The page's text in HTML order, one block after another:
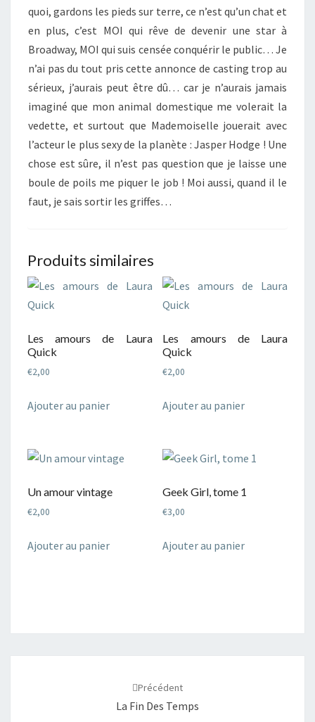
quoi, gardons les pieds sur terre, ce n’est qu’un chat et
en plus, c’est MOI qui rêve de devenir une star à
Broadway, MOI qui suis censée conquérir le public… Je
n’ai pas du tout pris cette annonce de casting trop au
sérieux, j’aurais peut être dû… car je n’aurais jamais
imaginé que mon animal domestique me volerait la
vedette, et surtout que Mademoiselle jouerait avec
l’acteur le plus sexy de la planète : Jasper Hodge ! Une
chose est sûre, il n’est pas question que je laisse une
boule de poils me piquer le job ! Moi aussi, quand il le
faut, je sais sortir les griffes…
Produits similaires
Les amours de Laura
Quick
€2,00
Ajouter au panier
Les amours de Laura
Quick
€2,00
Ajouter au panier
Un amour vintage
€2,00
Ajouter au panier
Geek Girl, tome 1
€3,00
Ajouter au panier
Précédent
La Fin Des Temps